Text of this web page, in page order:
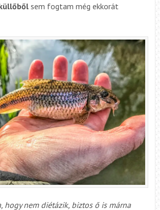
sem fogtam még ekkorát
hogy nem diétázik, biztos ő is márna